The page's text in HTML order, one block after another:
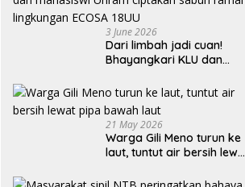
3 June 2026
Dari limbah jadi cuan!
Bhayangkari KLU dan
sabun ramah lingkungan
ECOSA 18UU
21 May 2026
Warga Gili Meno turun ke
laut, tuntut air bersih lewat